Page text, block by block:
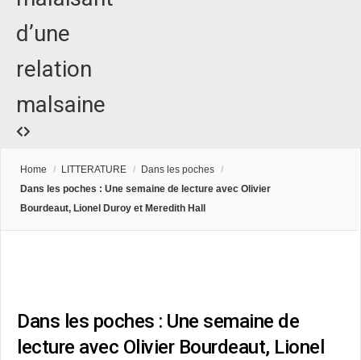
d’une
relation
malsaine
Home / LITTERATURE / Dans les poches /
Dans les poches : Une semaine de lecture avec Olivier
Bourdeaut, Lionel Duroy et Meredith Hall
Dans les poches : Une semaine de
lecture avec Olivier Bourdeaut, Lionel